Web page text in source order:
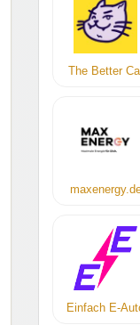
The Better
Einfach E-